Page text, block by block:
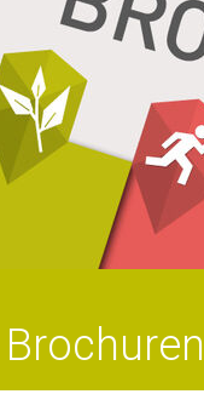
Brochuren